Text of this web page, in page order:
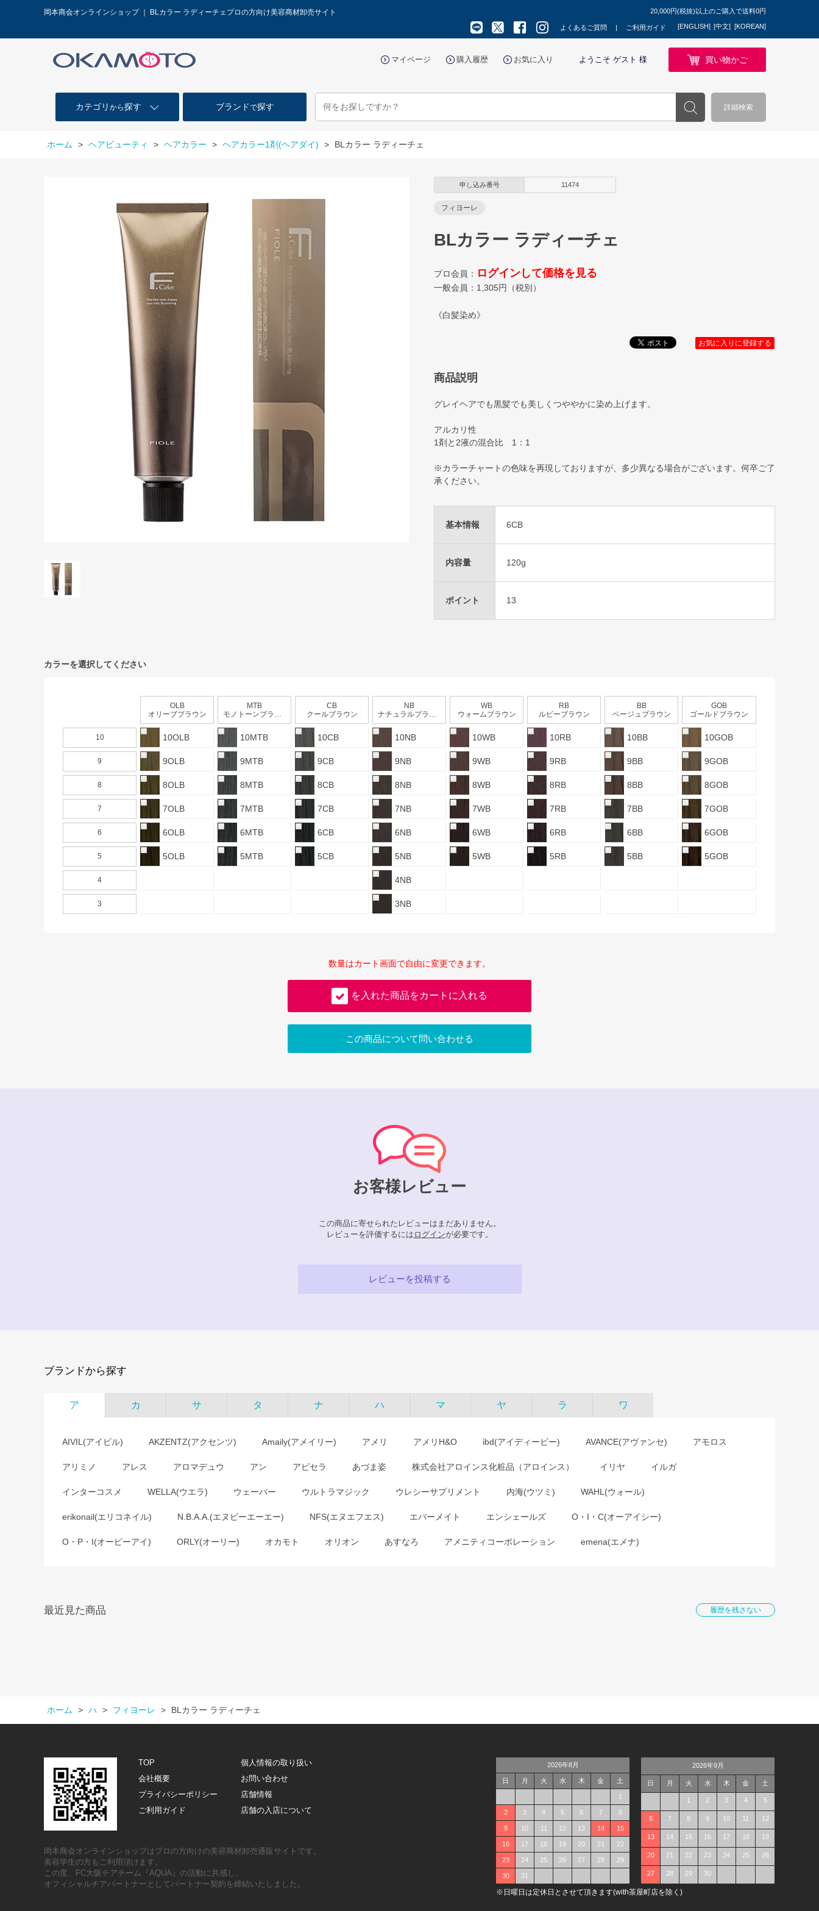
岡本商会オンラインショップ ｜ BLカラー ラディーチェプロの方向け美容商材卸売サイト 20,000円(税抜)以上のご購入で送料0円
よくあるご質問 ご利用ガイド [ENGLISH] [中文] [KOREAN]
マイページ 購入履歴 お気に入り ようこそ ゲスト 様 買い物かご
カテゴリ から探す ブランドで探す 詳細検索
ホーム > ヘアビューティ > ヘアカラー > ヘアカラー1剤(ヘアダイ) > BLカラー ラディーチェ
申し込み番号 11474
フィヨーレ
BLカラー ラディーチェ
プロ会員： ログインして価格を見る
一般会員： 1,305円（税別）
《白髪染め》
お気に入りに登録する
商品説明
グレイヘアでも黒髪でも美しくつややかに染め上げます。
アルカリ性
1剤と2液の混合比 1：1
※カラーチャートの色味を再現しておりますが、多少異なる場合がございます。何卒ご了
承ください。
基本情報 6CB
内容量 120g
ポイント 13
カラーを選択してください
OLB
オリーブブラウン
MTB
モノトーンブラウン
CB
クールブラウン
NB
ナチュラルブラウン
WB
ウォームブラウン
RB
ルビーブラウン
BB
ベージュブラウン
GOB
ゴールドブラウン
10 10OLB 10MTB 10CB 10NB 10WB 10RB 10BB 10GOB
9 9OLB 9MTB 9CB 9NB 9WB 9RB 9BB 9GOB
8 8OLB 8MTB 8CB 8NB 8WB 8RB 8BB 8GOB
7 7OLB 7MTB 7CB 7NB 7WB 7RB 7BB 7GOB
6 6OLB 6MTB 6CB 6NB 6WB 6RB 6BB 6GOB
5 5OLB 5MTB 5CB 5NB 5WB 5RB 5BB 5GOB
4 4NB
3 3NB
数量はカート画面で自由に変更できます。
を入れた商品をカートに入れる
この商品について問い合わせる
お客様レビュー
この商品に寄せられたレビューはまだありません。
レビューを評価するには ログインが必要です。
レビューを投稿する
ブランドから探す
ア カ サ タ ナ ハ マ ヤ ラ ワ
AIVIL(アイビル) AKZENTZ(アクセンツ) Amaily(アメイリー) アメリ アメリH&O ibd(アイディービー) AVANCE(アヴァンセ) アモロス
アリミノ アレス アロマデュウ アン アピセラ あづま姿 株式会社アロインス化粧品（アロインス） イリヤ イルガ
インターコスメ WELLA(ウエラ) ウェーバー ウルトラマジック ウレシーサプリメント 内海(ウツミ) WAHL(ウォール)
erikonail(エリコネイル) N.B.A.A.(エヌビーエーエー) NFS(エヌエフエス) エバーメイト エンシェールズ O・I・C(オーアイシー)
O・P・I(オーピーアイ) ORLY(オーリー) オカモト オリオン あすなろ アメニティコーポレーション emena(エメナ)
最近見た商品 履歴を残さない
ホーム > ハ > フィヨーレ > BLカラー ラディーチェ
TOP
個人情報の取り扱い
会社概要
お問い合わせ
プライバシーポリシー
店舗情報
ご利用ガイド
店舗の入店について
岡本商会オンラインショップはプロの方向けの美容商材卸売通販サイトです。
美容学生の方もご利用頂けます。
この度、FC大阪チアチーム『AQUA』の活動に共感し、
オフィシャルチアパートナーとしてパートナー契約を締結いたしました。
2026年8月
日 月 火 水 木 金 土
1
2 3 4 5 6 7 8
9 10 11 12 13 14 15
16 17 18 19 20 21 22
23 24 25 26 27 28 29
30 31
2026年9月
日 月 火 水 木 金 土
1 2 3 4 5
6 7 8 9 10 11 12
13 14 15 16 17 18 19
20 21 22 23 24 25 26
27 28 29 30
※日曜日は定休日とさせて頂きます(with茶屋町店を除く)